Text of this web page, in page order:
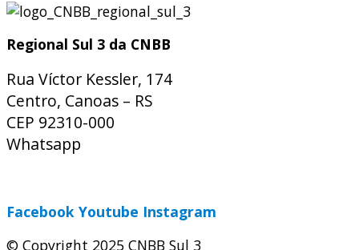
Regional Sul 3 da CNBB
Rua Víctor Kessler, 174
Centro, Canoas – RS
CEP 92310-000
Whatsapp
Facebook Youtube Instagram
© Copyright 2025 CNBB Sul 3